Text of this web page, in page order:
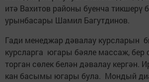
итә Вахитов районы буенча тикшерү
урынбасары Шамил Багутдинов.
Гади менеджар дәвалау курсларын
курсларга югары бәяле массаж, бер
торган сөлек белән дәвалау кергән.
кан басымы югары була. Мондый